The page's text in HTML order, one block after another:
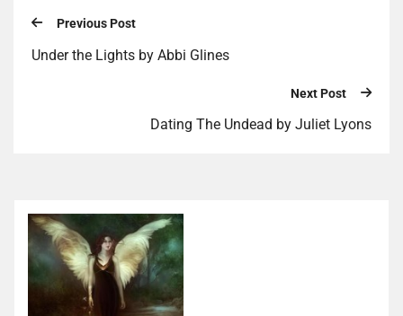
Previous Post
Under the Lights by Abbi Glines
Next Post
Dating The Undead by Juliet Lyons